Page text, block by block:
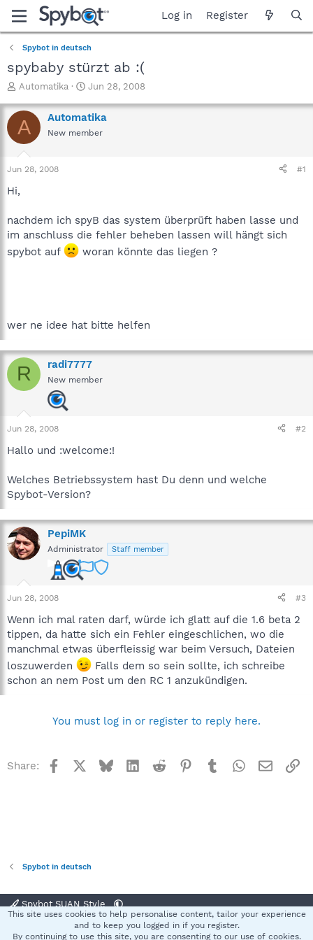
Log in Register
Spybot in deutsch
spybaby stürzt ab :(
T
r
e
a
t
r
e
r
Automatika
S
a
r
t
Jun 28, 2008
A Automatika
New member
Jun 28, 2008 #1
Hi,
nachdem ich spyB das system überprüft haben lasse und
im anschluss die fehler beheben lassen will hängt sich
spybot auf
woran könnte das liegen ?
wer ne idee hat bitte helfen
R radi7777
New member
Jun 28, 2008 #2
Hallo und :welcome:!
Welches Betriebssystem hast Du denn und welche
Spybot-Version?
PepiMK
Administrator Staff member
Jun 28, 2008 #3
Wenn ich mal raten darf, würde ich glatt auf die 1.6 beta 2
tippen, da hatte sich ein Fehler eingeschlichen, wo die
manchmal etwas überfleissig war beim Versuch, Dateien
loszuwerden
Falls dem so sein sollte, ich schreibe
schon an nem Post um den RC 1 anzukündigen.
You must log in or register to reply here.
Share: Facebook BlueskyLinkedInReddit Pinterest
TumblrWhatsApp
Email
Spybot in deutsch
Spybot SUAN Style
Terms and rules Privacy policy Help
This site uses cookies to help personalise content, tailor your experience
and to keep you logged in if you register.
By continuing to use this site, you are consenting to our use of cookies.